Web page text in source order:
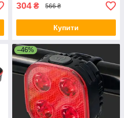
304 ₴ 566 ₴
Купити
–46%